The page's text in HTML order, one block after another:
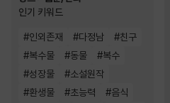
인기 키워드
#인외존재 #다정남 #친구
#복수물 #동물 #복수
#성장물 #소설원작
#환생물 #초능력 #음식